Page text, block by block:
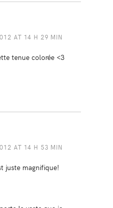
AT 14 H 29 MIN
tenue colorée <3
AT 14 H 53 MIN
juste magnifique!